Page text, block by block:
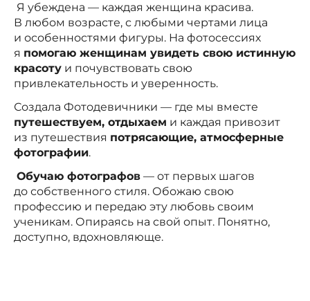
Я убеждена — каждая женщина красива.
В любом возрасте, с любыми чертами лица
и особенностями фигуры. На фотосессиях
я помогаю женщинам увидеть свою истинную
красоту и почувствовать свою
привлекательность и уверенность.
Создала Фотодевичники — где мы вместе
путешествуем, отдыхаем и каждая привозит
из путешествия потрясающие, атмосферные
фотографии.
Обучаю фотографов — от первых шагов
до собственного стиля. Обожаю свою
профессию и передаю эту любовь своим
ученикам. Опираясь на свой опыт. Понятно,
доступно, вдохновляюще.